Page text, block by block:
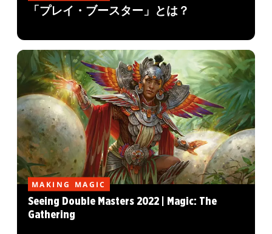
「プレイ・ブースター」とは？
MAKING MAGIC
Seeing Double Masters 2022 | Magic: The
Gathering